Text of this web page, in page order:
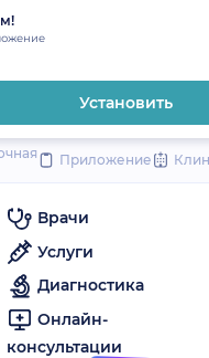
Установить
Приложение
Врачи
Услуги
Диагностика
Онлайн-
консультации